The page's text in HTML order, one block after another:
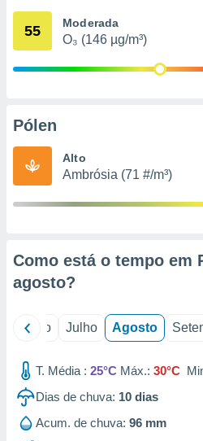
através
estudos
1199
55 Moderada
O₃ (146 µg/m³)
Pólen
Alto
Ambrósia (71 #/m³)
Como está o tempo em
agosto?
Junho Julho Agosto
T. Média : 25°C Máx.: 30°C
Dias de chuva: 10 dias
Acum. de chuva: 96 mm